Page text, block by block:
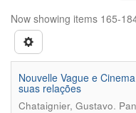
Now showing items 165-
Nouvelle Vague e
suas relações
Chataignier, Gustavo.